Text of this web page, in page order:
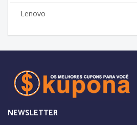
Lenovo
NEWSLETTER